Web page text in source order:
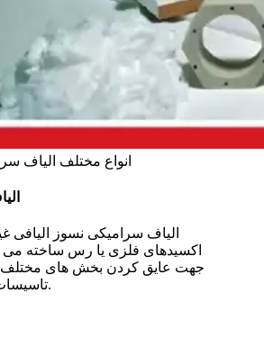
انواع مختلف الیاف
الیاف سرامیکی نسوز الیافی
اکسیدهای فلزی یا رس ساخته می‌
جهت عایق کردن بخش‌ های
تاسیسات استفاده می‌ کنند.